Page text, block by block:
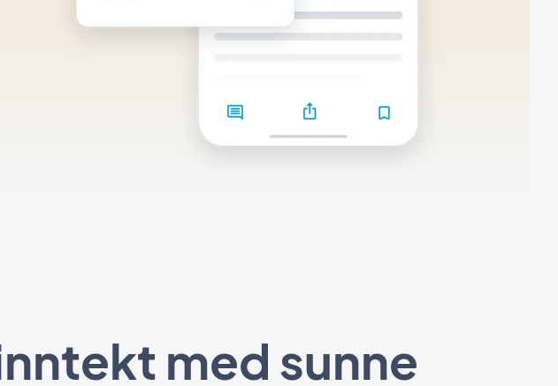
med sunne